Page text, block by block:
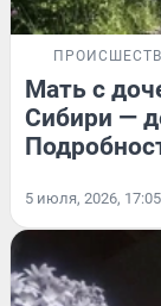
Мать с
Сибири —
5 июля, 2026, 17:05